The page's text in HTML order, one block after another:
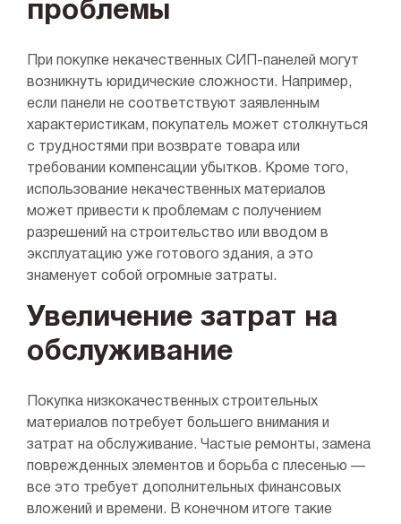
проблемы
При покупке некачественных СИП-панелей могут
возникнуть юридические сложности. Например,
если панели не соответствуют заявленным
характеристикам, покупатель может столкнуться
с трудностями при возврате товара или
требовании компенсации убытков. Кроме того,
использование некачественных материалов
может привести к проблемам с получением
разрешений на строительство или вводом в
эксплуатацию уже готового здания, а это
знаменует собой огромные затраты.
Увеличение затрат на
обслуживание
Покупка низкокачественных строительных
материалов потребует большего внимания и
затрат на обслуживание. Частые ремонты, замена
поврежденных элементов и борьба с плесенью —
все это требует дополнительных финансовых
вложений и времени. В конечном итоге такие